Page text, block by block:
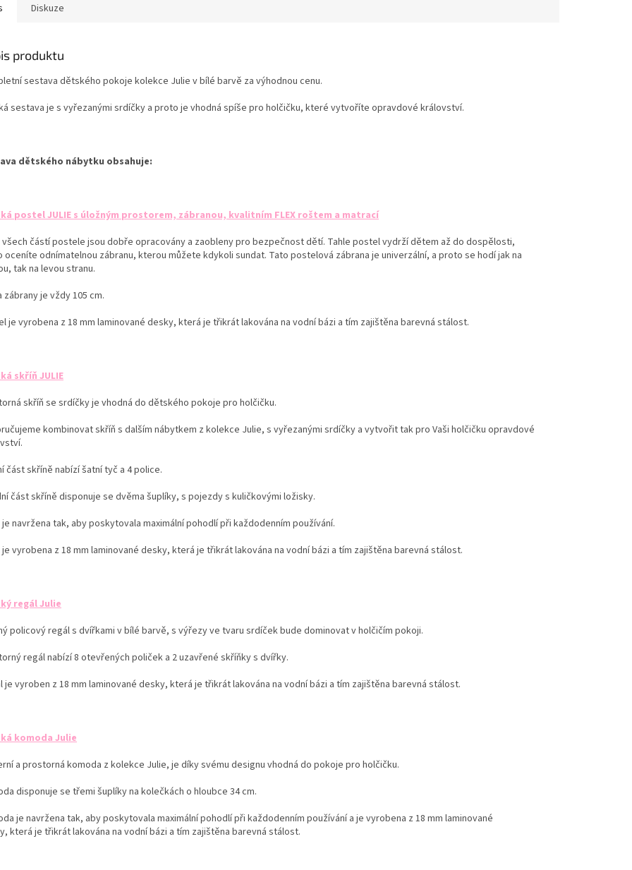
Diskuze
produktu
sestava dětského pokoje kolekce Julie v bílé barvě za výhodnou cenu.
sestava je s vyřezanými srdíčky a proto je vhodná spíše pro holčičku, které vytvoříte opravdové království.
dětského nábytku obsahuje:
postel JULIE s úložným prostorem, zábranou, kvalitním FLEX roštem a matrací
všech částí postele jsou dobře opracovány a zaobleny pro bezpečnost dětí. Tahle postel vydrží dětem až do dospělosti,
oceníte odnímatelnou zábranu, kterou můžete kdykoli sundat. Tato postelová zábrana je univerzální, a proto se hodí jak na
tak na levou stranu.
zábrany je vždy 105 cm.
je vyrobena z 18 mm laminované desky, která je třikrát lakována na vodní bázi a tím zajištěna barevná stálost.
skříň JULIE
skříň se srdíčky je vhodná do dětského pokoje pro holčičku.
kombinovat skříň s dalším nábytkem z kolekce Julie, s vyřezanými srdíčky a vytvořit tak pro Vaši holčičku opravdové
část skříně nabízí šatní tyč a 4 police.
část skříně disponuje se dvěma šuplíky, s pojezdy s kuličkovými ložisky.
je navržena tak, aby poskytovala maximální pohodlí při každodenním používání.
vyrobena z 18 mm laminované desky, která je třikrát lakována na vodní bázi a tím zajištěna barevná stálost.
regál Julie
policový regál s dvířkami v bílé barvě, s výřezy ve tvaru srdíček bude dominovat v holčičím pokoji.
regál nabízí 8 otevřených poliček a 2 uzavřené skříňky s dvířky.
je vyroben z 18 mm laminované desky, která je třikrát lakována na vodní bázi a tím zajištěna barevná stálost.
komoda Julie
a prostorná komoda z kolekce Julie, je díky svému designu vhodná do pokoje pro holčičku.
disponuje se třemi šuplíky na kolečkách o hloubce 34 cm.
je navržena tak, aby poskytovala maximální pohodlí při každodenním používání a je vyrobena z 18 mm laminované
která je třikrát lakována na vodní bázi a tím zajištěna barevná stálost.